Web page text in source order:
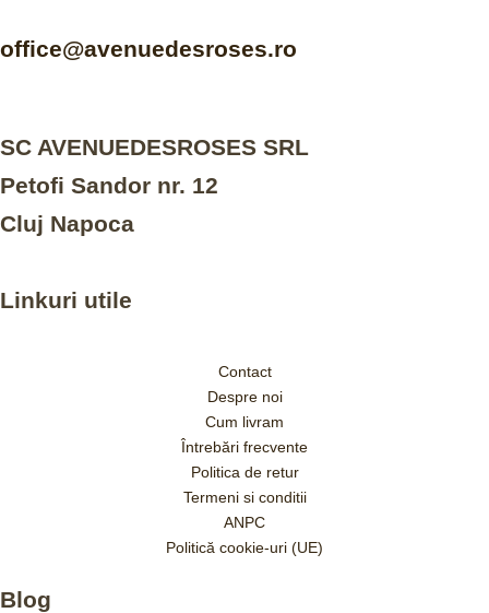
office@avenuedesroses.ro
SC AVENUEDESROSES SRL
Petofi Sandor nr. 12
Cluj Napoca
Linkuri utile
Contact
Despre noi
Cum livram
Întrebări frecvente
Politica de retur
Termeni si conditii
ANPC
Politică cookie-uri (UE)
Blog